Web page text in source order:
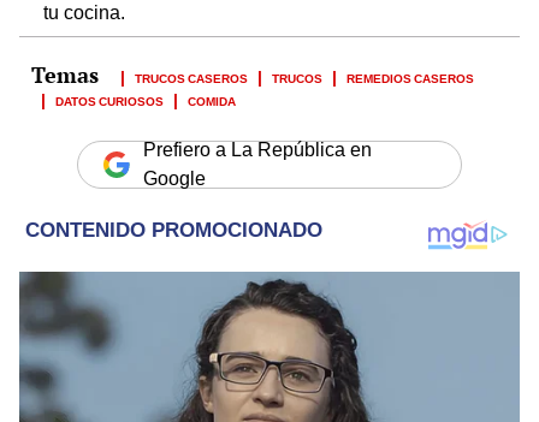
tu cocina.
TRUCOS CASEROS TRUCOS
REMEDIOS CASEROS
DATOS CURIOSOS
COMIDA
Prefiero a La República en
Google